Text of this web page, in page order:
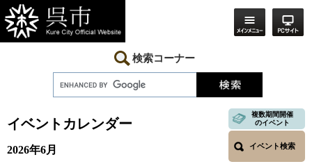
ー
ジ
の
ニ
ュ
ー
へ
検索コーナー
イベントカレンダー
複数期間開催
のイベント
イベント検索
2026年6月